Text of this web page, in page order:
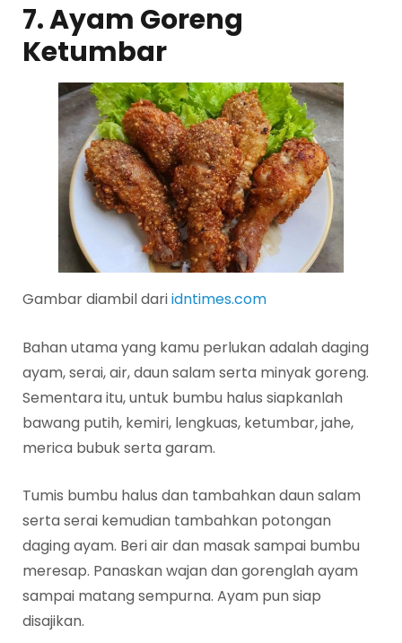
7. Ayam Goreng
Ketumbar
Gambar diambil dariidntimes.com
Bahan utama yang kamu perlukan adalah daging
ayam, serai, air, daun salam serta minyak goreng.
Sementara itu, untuk bumbu halus siapkanlah
bawang putih, kemiri, lengkuas, ketumbar, jahe,
merica bubuk serta garam.
Tumis bumbu halus dan tambahkan daun salam
serta serai kemudian tambahkan potongan
daging ayam. Beri air dan masak sampai bumbu
meresap. Panaskan wajan dan gorenglah ayam
sampai matang sempurna. Ayam pun siap
disajikan.